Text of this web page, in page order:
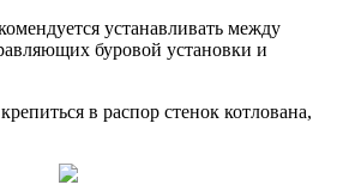
устанавливать между
буровой установки и
в распор стенок котлована,